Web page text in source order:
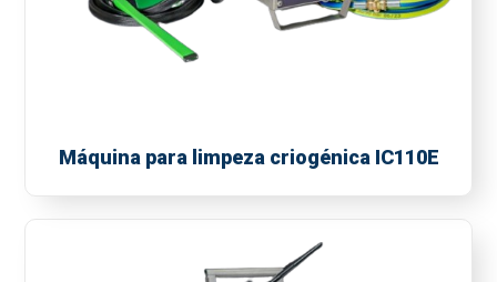
Máquina para limpeza criogénica IC110E